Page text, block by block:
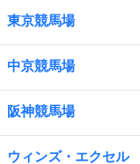
東京競馬場
中京競馬場
阪神競馬場
ウィンズ・エクセル